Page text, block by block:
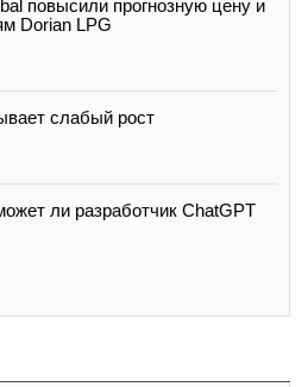
повысили прогнозную цену и
Dorian LPG
слабый рост
ли разработчик ChatGPT